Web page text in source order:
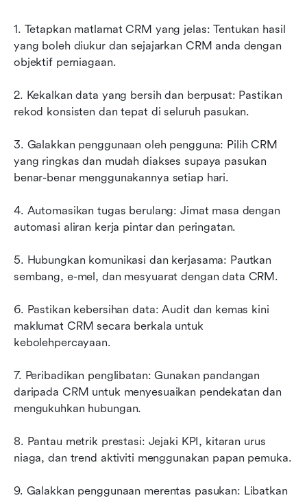
1. Tetapkan matlamat CRM yang jelas: Tentukan hasil
yang boleh diukur dan sejajarkan CRM anda dengan
objektif perniagaan.
2. Kekalkan data yang bersih dan berpusat: Pastikan
rekod konsisten dan tepat di seluruh pasukan.
3. Galakkan penggunaan oleh pengguna: Pilih CRM
yang ringkas dan mudah diakses supaya pasukan
benar-benar menggunakannya setiap hari.
4. Automasikan tugas berulang: Jimat masa dengan
automasi aliran kerja pintar dan peringatan.
5. Hubungkan komunikasi dan kerjasama: Pautkan
sembang, e-mel, dan mesyuarat dengan data CRM.
6. Pastikan kebersihan data: Audit dan kemas kini
maklumat CRM secara berkala untuk
kebolehpercayaan.
7. Peribadikan penglibatan: Gunakan pandangan
daripada CRM untuk menyesuaikan pendekatan dan
mengukuhkan hubungan.
8. Pantau metrik prestasi: Jejaki KPI, kitaran urus
niaga, dan trend aktiviti menggunakan papan pemuka.
9. Galakkan penggunaan merentas pasukan: Libatkan